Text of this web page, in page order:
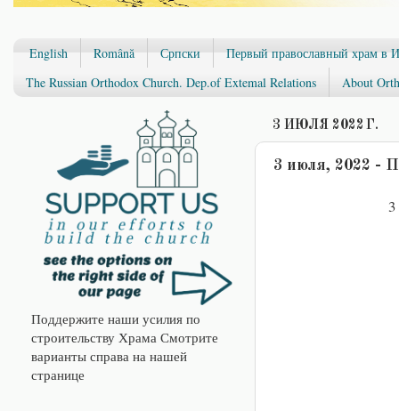
English Română Српски
Первый православный храм в
The Russian Orthodox Church. Dep.of Extemal Relations
About
3 ИЮЛЯ 2022 Г.
3 июля, 2022 -
3
Поддержите наши усилия по
строительству Храма Смотрите
варианты справа на нашей
странице